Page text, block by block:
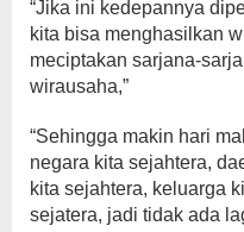
“Jika ini kedepannya
kita bisa menghasilkan
meciptakan sarjana-
wirausaha,”
“Sehingga makin hari
negara kita sejahtera,
kita sejahtera, keluarga
sejatera, jadi tidak ada